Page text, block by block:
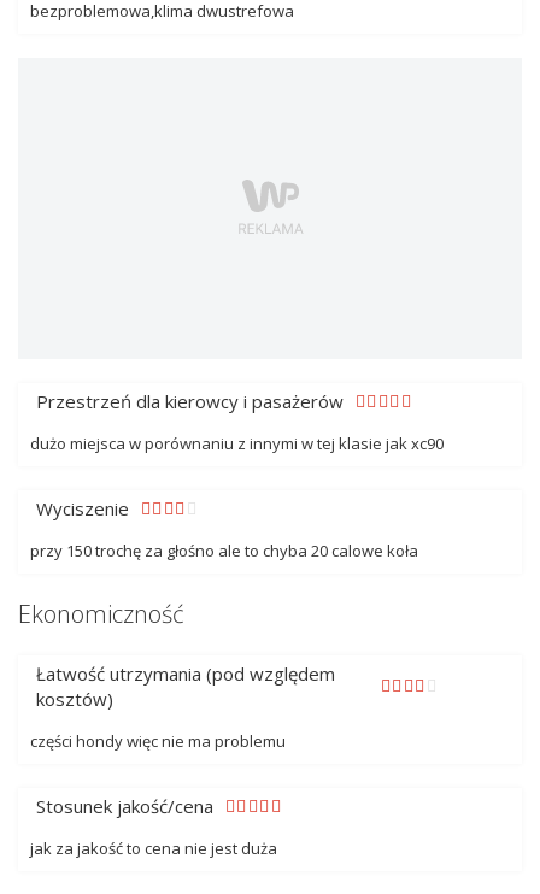
bezproblemowa,klima dwustrefowa
Przestrzeń dla kierowcy i pasażerów
dużo miejsca w porównaniu z innymi w tej klasie jak xc90
Wyciszenie
przy 150 trochę za głośno ale to chyba 20 calowe koła
Ekonomiczność
Łatwość utrzymania (pod względem
kosztów)
części hondy więc nie ma problemu
Stosunek jakość/cena
jak za jakość to cena nie jest duża